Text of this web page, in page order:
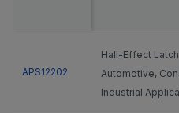
APS12202
Hall-Effect
Automotive,
Industrial